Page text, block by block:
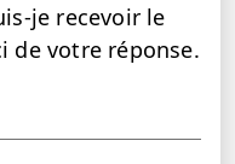
je recevoir le
de votre réponse.